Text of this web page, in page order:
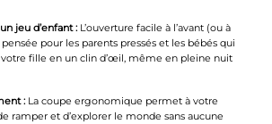
jeu d’enfant :L’ouverture facile à l’avant (ou à
pour les parents pressés et les bébés qui
fille en un clin d’œil, même en pleine nuit
:La coupe ergonomique permet à votre
ramper et d’explorer le monde sans aucune